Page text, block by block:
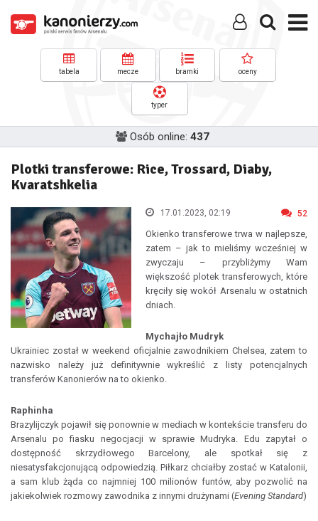
tabela mecze bramki oceny
typer
Osób online: 437
Plotki transferowe: Rice, Trossard, Diaby,
Kvaratshkelia
17.01.2023, 02:19 52
Okienko transferowe trwa w najlepsze,
zatem – jak to mieliśmy wcześniej w
zwyczaju – przybliżymy Wam
większość plotek transferowych, które
kręciły się wokół Arsenalu w ostatnich
dniach.
Mychajło Mudryk
Ukrainiec został w weekend oficjalnie zawodnikiem Chelsea, zatem to
nazwisko należy już definitywnie wykreślić z listy potencjalnych
transferów Kanonierów na to okienko.
Raphinha
Brazylijczyk pojawił się ponownie w mediach w kontekście transferu do
Arsenalu po fiasku negocjacji w sprawie Mudryka. Edu zapytał o
dostępność skrzydłowego Barcelony, ale spotkał się z
niesatysfakcjonującą odpowiedzią. Piłkarz chciałby zostać w Katalonii,
a sam klub żąda co najmniej 100 milionów funtów, aby pozwolić na
jakiekolwiek rozmowy zawodnika z innymi drużynami (Evening Standard)